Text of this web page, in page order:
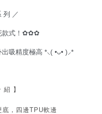
列 ／
款式！✿✿✿
吸精度極高 *⸜( •ᴗ• )⸝*
】
，四邊TPU軟邊